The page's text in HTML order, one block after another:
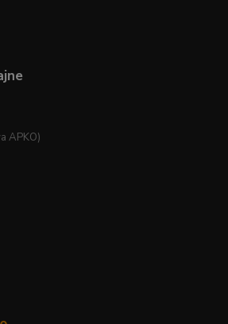
APKO)